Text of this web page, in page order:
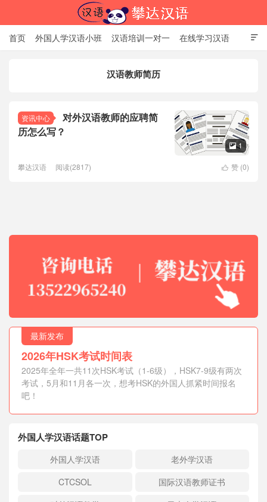

首页 外国人学汉语小班 汉语培训一对一 在线学习汉语
汉语教师简历
资讯中心
对外汉语教师的应聘简
历怎么写？
 1
 赞 (0)
攀达汉语 阅读(2817)
最新发布
2026年HSK考试时间表
2025年全年一共11次HSK考试（1-6级），HSK7-9级有两次
考试，5月和11月各一次，想考HSK的外国人抓紧时间报名
吧！
外国人学汉语话题TOP
外国人学汉语
老外学汉语
CTCSOL
国际汉语教师证书